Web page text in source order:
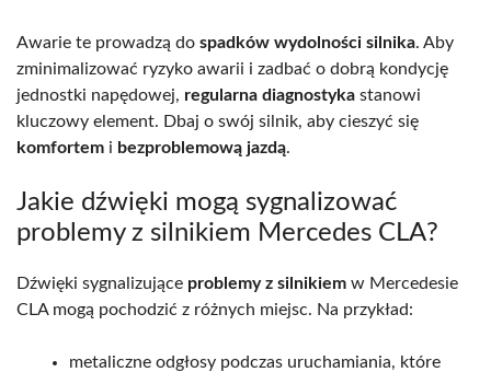
Awarie te prowadzą do spadków wydolności silnika. Aby
zminimalizować ryzyko awarii i zadbać o dobrą kondycję
jednostki napędowej, regularna diagnostyka stanowi
kluczowy element. Dbaj o swój silnik, aby cieszyć się
komfortem i bezproblemową jazdą.
Jakie dźwięki mogą sygnalizować
problemy z silnikiem Mercedes CLA?
Dźwięki sygnalizujące problemy z silnikiem w Mercedesie
CLA mogą pochodzić z różnych miejsc. Na przykład:
metaliczne odgłosy podczas uruchamiania, które